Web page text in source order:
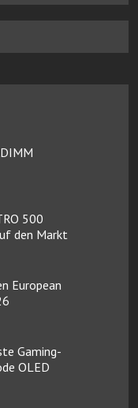
500
den Markt
European
Gaming-
OLED